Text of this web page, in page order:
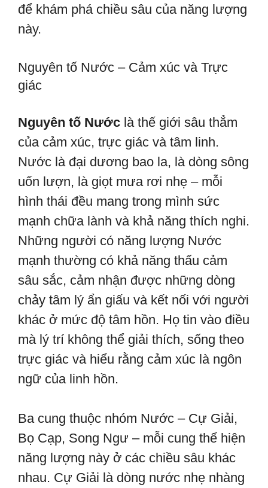
để khám phá chiều sâu của năng lượng
này.
Nguyên tố Nước – Cảm xúc và Trực
giác
Nguyên tố Nước là thế giới sâu thẳm
của cảm xúc, trực giác và tâm linh.
Nước là đại dương bao la, là dòng sông
uốn lượn, là giọt mưa rơi nhẹ – mỗi
hình thái đều mang trong mình sức
mạnh chữa lành và khả năng thích nghi.
Những người có năng lượng Nước
mạnh thường có khả năng thấu cảm
sâu sắc, cảm nhận được những dòng
chảy tâm lý ẩn giấu và kết nối với người
khác ở mức độ tâm hồn. Họ tin vào điều
mà lý trí không thể giải thích, sống theo
trực giác và hiểu rằng cảm xúc là ngôn
ngữ của linh hồn.
Ba cung thuộc nhóm Nước – Cự Giải,
Bọ Cạp, Song Ngư – mỗi cung thể hiện
năng lượng này ở các chiều sâu khác
nhau. Cự Giải là dòng nước nhẹ nhàng